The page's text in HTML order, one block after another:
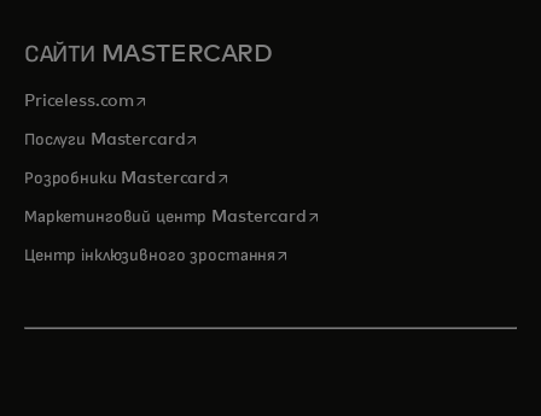
САЙТИ MASTERCARD
Priceless.com opens in a new tab
Послуги Mastercardopens in a new tab
Розробники Mastercard opens in a new tab
Маркетинговий центр Mastercardopens in a new tab
Центр інклюзивного зростання opens in a new tab